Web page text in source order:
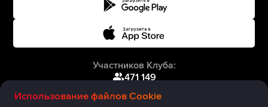
Использование файлов Cookie
Участников Клуба:
471 149